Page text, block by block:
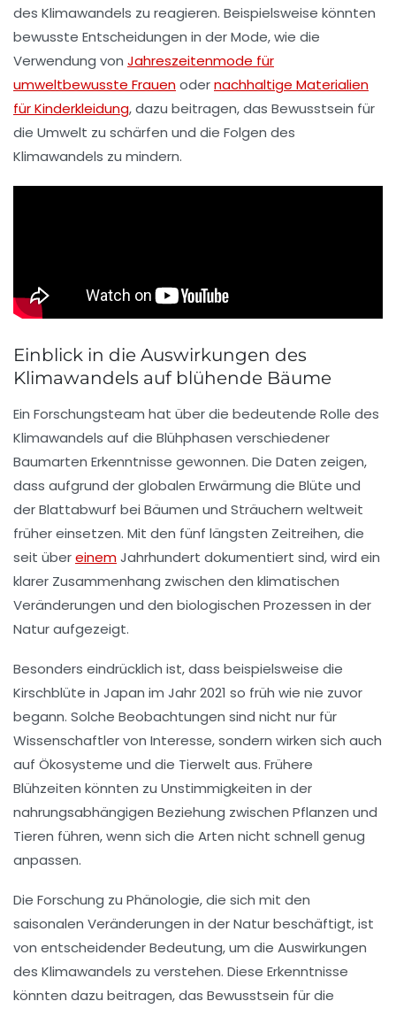
des Klimawandels zu reagieren. Beispielsweise könnten
bewusste Entscheidungen in der Mode, wie die
Verwendung von Jahreszeitenmode für
umweltbewusste Frauenodernachhaltige Materialien
für Kinderkleidung, dazu beitragen, das Bewusstsein für
die Umwelt zu schärfen und die Folgen des
Klimawandels zu mindern.
Einblick in die Auswirkungen des
Klimawandels auf blühende Bäume
Ein Forschungsteam hat über die bedeutende Rolle des
Klimawandels auf die Blühphasen verschiedener
Baumarten Erkenntnisse gewonnen. Die Daten zeigen,
dass aufgrund der globalen Erwärmung die Blüte und
derBlattabwurf bei Bäumen und Sträuchern weltweit
früher einsetzen. Mit den fünf längsten Zeitreihen, die
seit übereinemJahrhundert dokumentiert sind, wird ein
klarer Zusammenhang zwischen den klimatischen
Veränderungen und den biologischen Prozessen in der
Natur aufgezeigt.
Besonders eindrücklich ist, dass beispielsweise die
Kirschblüte in Japan im Jahr 2021 so früh wie nie zuvor
begann. Solche Beobachtungen sind nicht nur für
Wissenschaftlervon Interesse, sondern wirken sich auch
auf Ökosysteme und die Tierwelt aus. Frühere
Blühzeiten könnten zu Unstimmigkeiten in der
nahrungsabhängigen Beziehung zwischen Pflanzen und
Tieren führen, wenn sich die Arten nicht schnell genug
anpassen.
Die Forschung zu Phänologie, die sich mit den
saisonalen Veränderungen in der Natur beschäftigt, ist
von entscheidender Bedeutung, um die Auswirkungen
des Klimawandels zu verstehen. Diese Erkenntnisse
könnten dazu beitragen, das Bewusstsein für die